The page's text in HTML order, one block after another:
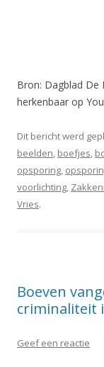
Bron: Dagblad De
herkenbaar op
Dit bericht werd
beelden, boefjes,
opsporing,
voorlichting,
Vries.
Boeven
criminaliteit
Geef een reactie